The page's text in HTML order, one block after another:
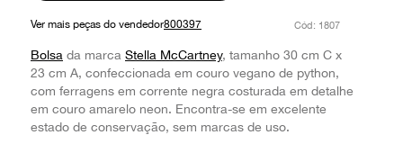
Ver mais peças do vendedor800397 : 1807
Bolsa da marca Stella McCartney, tamanho 30 cm C x
23 cm A, confeccionada em couro vegano de python,
com ferragens em corrente negra costurada em detalhe
em couro amarelo neon. Encontra-se em excelente
estado de conservação, sem marcas de uso.